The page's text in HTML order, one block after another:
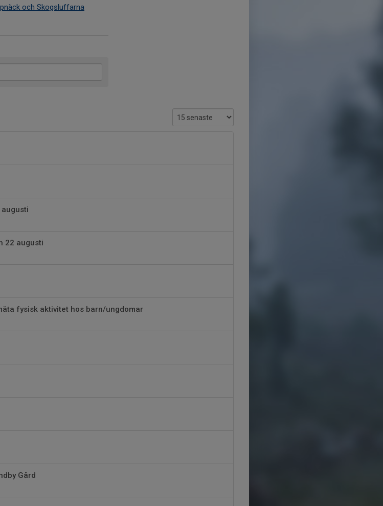
och Skogsluffarna
augusti
22 augusti
fysisk aktivitet hos barn/ungdomar
Gård